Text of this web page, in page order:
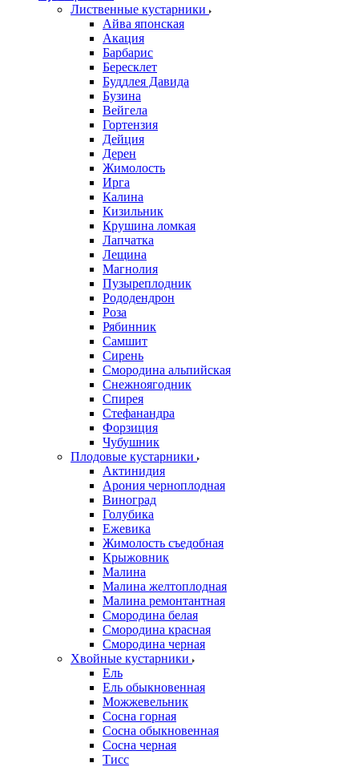
Лиственные кустарники
Айва японская
Акация
Барбарис
Бересклет
Буддлея Давида
Бузина
Вейгела
Гортензия
Дейция
Дерен
Жимолость
Ирга
Калина
Кизильник
Крушина ломкая
Лапчатка
Лещина
Магнолия
Пузыреплодник
Рододендрон
Роза
Рябинник
Самшит
Сирень
Смородина альпийская
Снежноягодник
Спирея
Стефанандра
Форзиция
Чубушник
Плодовые кустарники
Актинидия
Арония черноплодная
Виноград
Голубика
Ежевика
Жимолость съедобная
Крыжовник
Малина
Малина желтоплодная
Малина ремонтантная
Смородина белая
Смородина красная
Смородина черная
Хвойные кустарники
Ель
Ель обыкновенная
Можжевельник
Сосна горная
Сосна обыкновенная
Сосна черная
Тисс